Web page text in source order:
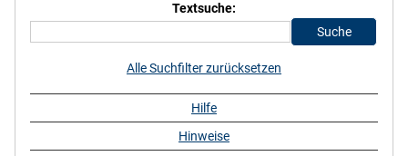
Textsuche:
Alle Suchfilter zurücksetzen
Hilfe
Hinweise